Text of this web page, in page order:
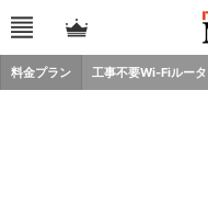
料金プラン 工事不要Wi-Fiルー